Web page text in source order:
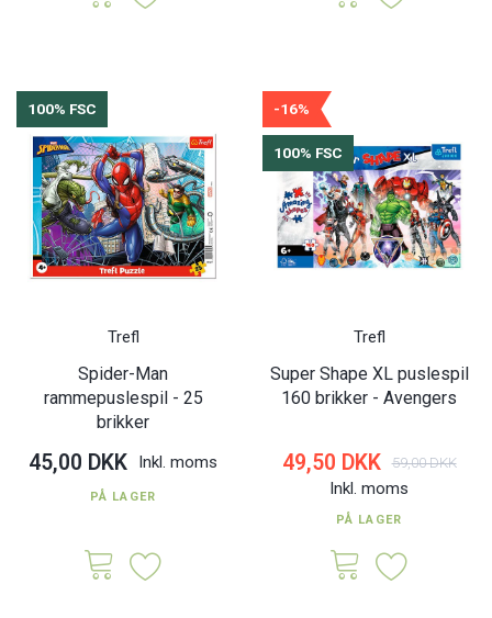
100% FSC
Trefl
Spider-Man
rammepuslespil - 25
brikker
45,00 DKK Inkl. moms
PÅ LAGER
-16%
100% FSC
Trefl
Super Shape XL puslespil
160 brikker - Avengers
49,50 DKK 59,00 DKK
Inkl. moms
PÅ LAGER